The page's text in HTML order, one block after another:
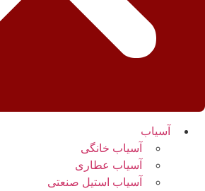
آسیاب
آسیاب خانگی
آسیاب عطاری
آسیاب استیل صنعتی